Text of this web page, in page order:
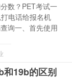
数？PET考试一
电话给报名机
询一、首先使用
19b的区别